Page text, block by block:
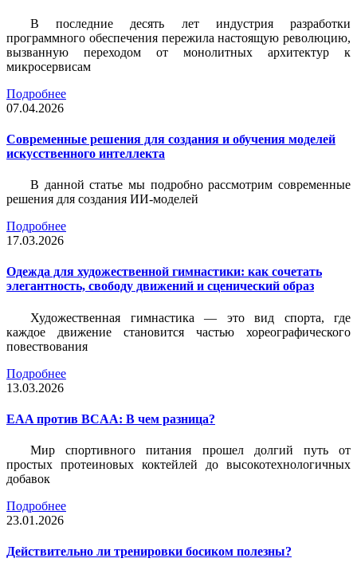
В последние десять лет индустрия разработки
программного обеспечения пережила настоящую революцию,
вызванную переходом от монолитных архитектур к
микросервисам
Подробнее
07.04.2026
Современные решения для создания и обучения моделей
искусственного интеллекта
В данной статье мы подробно рассмотрим современные
решения для создания ИИ-моделей
Подробнее
17.03.2026
Одежда для художественной гимнастики: как сочетать
элегантность, свободу движений и сценический образ
Художественная гимнастика — это вид спорта, где
каждое движение становится частью хореографического
повествования
Подробнее
13.03.2026
EAA против BCAA: В чем разница?
Мир спортивного питания прошел долгий путь от
простых протеиновых коктейлей до высокотехнологичных
добавок
Подробнее
23.01.2026
Действительно ли тренировки босиком полезны?